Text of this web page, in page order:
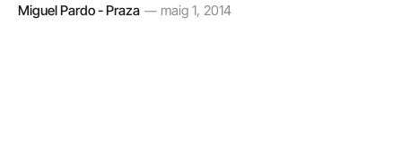
Miguel Pardo - Praza maig 1, 2014